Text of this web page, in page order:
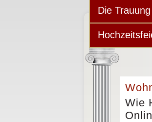
Die Trauung
Wie